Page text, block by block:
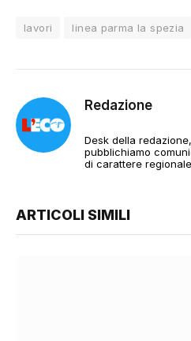
lavori linea parma la spezia
Redazione
Desk della
pubblichiamo
di carattere
ARTICOLI SIMILI